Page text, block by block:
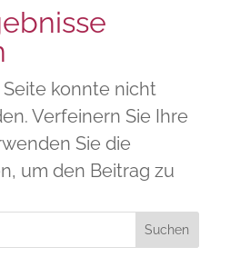
konnte nicht
Verfeinern Sie Ihre
Sie die
um den Beitrag zu